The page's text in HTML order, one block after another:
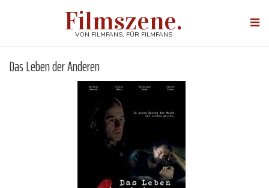
Filmszene.
VON FILMFANS, FÜR FILMFANS
Das Leben der Anderen